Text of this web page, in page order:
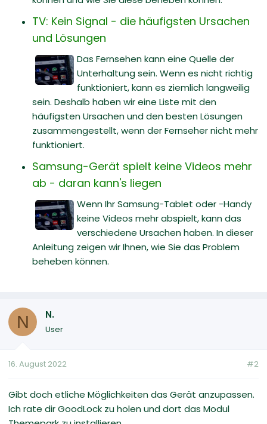
TV: Kein Signal - die häufigsten Ursachen
und Lösungen
Das Fernsehen kann eine Quelle der
Unterhaltung sein. Wenn es nicht richtig
funktioniert, kann es ziemlich langweilig
sein. Deshalb haben wir eine Liste mit den
häufigsten Ursachen und den besten Lösungen
zusammengestellt, wenn der Fernseher nicht mehr
funktioniert.
Samsung-Gerät spielt keine Videos mehr
ab - daran kann's liegen
Wenn Ihr Samsung-Tablet oder -Handy
keine Videos mehr abspielt, kann das
verschiedene Ursachen haben. In dieser
Anleitung zeigen wir Ihnen, wie Sie das Problem
beheben können.
N N.
User
16. August 2022 #2
Gibt doch etliche Möglichkeiten das Gerät anzupassen.
Ich rate dir GoodLock zu holen und dort das Modul